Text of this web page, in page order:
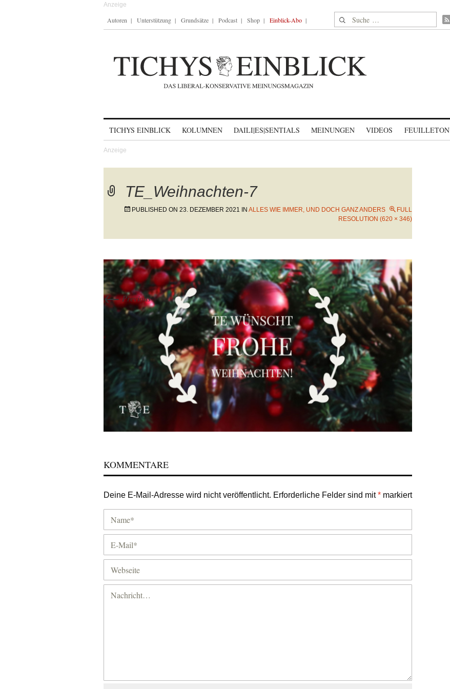
Autoren Unterstützung Grundsätze Podcast Shop Einblick-Abo Suche nach:
TICHYS EINBLICK KOLUMNEN DAILI|ES|SENTIALS MEINUNGEN VIDEOS FEUILLETON
TE_Weihnachten-7
PUBLISHED ON 23. DEZEMBER 2021 IN ALLES WIE IMMER, UND DOCH GANZ ANDERS
FULL
RESOLUTION (620 × 346)
←Previous
KOMMENTARE
Deine E-Mail-Adresse wird nicht veröffentlicht. Erforderliche Felder sind mit* markiert